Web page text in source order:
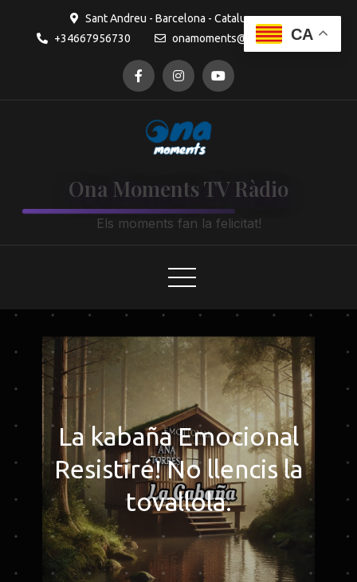
Sant Andreu - Barcelona - Catalunya
+34667956730
onamoments@gmail.com
Ona Moments TV Ràdio
Els moments fan la felicitat!
La kabaña Emocional
Resistiré! No llencis la
tovallola.
CA